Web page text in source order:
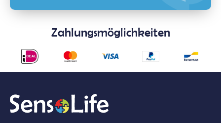
Zahlungsmöglichkeiten